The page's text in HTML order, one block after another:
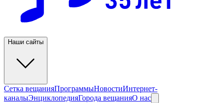
Наши сайты
Сетка вещанияПрограммыНовостиИнтернет-
каналыЭнциклопедияГорода вещанияО нас